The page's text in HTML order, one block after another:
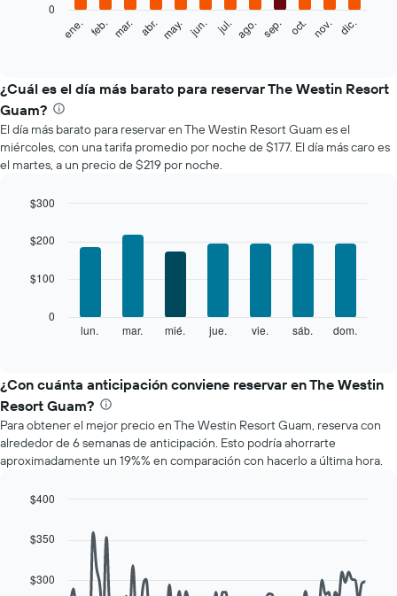
siguiente
el
precio
promedio
de
una
habitación
mes
gráfico
eje
El
gráfico
muestra
1
eje
indica
precio
de
una
ene. feb. mar. abr. may. jun. jul. ago. sep. oct. nov. dic.
0
¿Cuál es el día más barato para reservar The Westin Resort
Guam?
El día más barato para reservar en The Westin Resort Guam es el
miércoles, con una tarifa promedio por noche de $177. El día más caro es
el martes, a un precio de $219 por noche.
chart
with
bars.
el
precio
promedio
de
una
habitación
cada
de
la
El
graphic.
lun. mar. mié. jue. vie. sáb. dom.
0
$100
$200
$300
¿Con cuánta anticipación conviene reservar en The Westin
Resort Guam?
Para obtener el mejor precio en The Westin Resort Guam, reserva con
alrededor de 6 semanas de anticipación. Esto podría ahorrarte
aproximadamente un 19%% en comparación con hacerlo a última hora.
with
data
points.
$300
$350
$400